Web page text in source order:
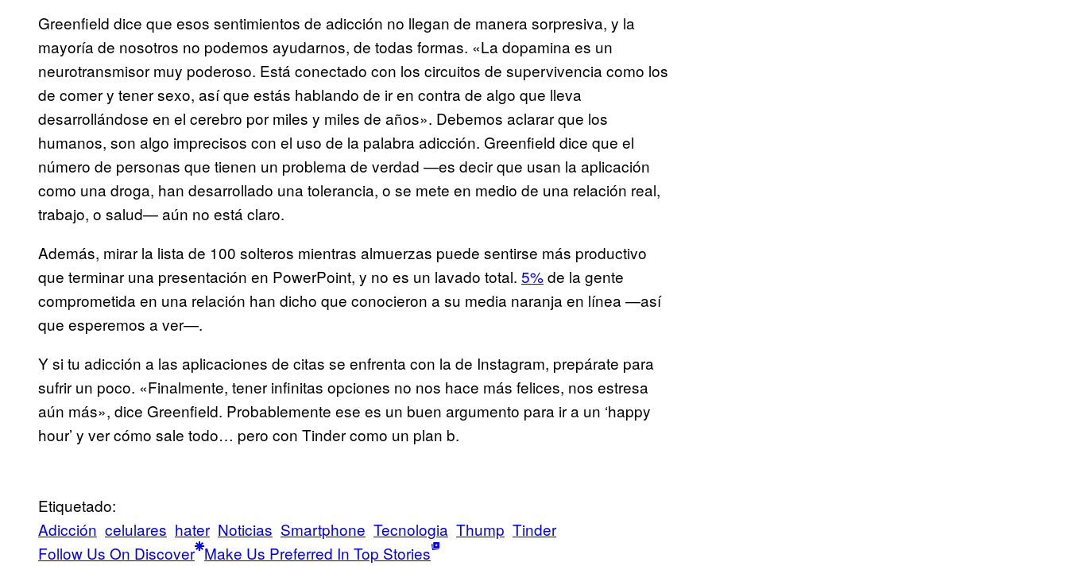
Greenfield dice que esos sentimientos de adicción no llegan de manera sorpresiva, y la
mayoría de nosotros no podemos ayudarnos, de todas formas. «La dopamina es un
neurotransmisor muy poderoso. Está conectado con los circuitos de supervivencia como los
de comer y tener sexo, así que estás hablando de ir en contra de algo que lleva
desarrollándose en el cerebro por miles y miles de años». Debemos aclarar que los
humanos, son algo imprecisos con el uso de la palabra adicción. Greenfield dice que el
número de personas que tienen un problema de verdad —es decir que usan la aplicación
como una droga, han desarrollado una tolerancia, o se mete en medio de una relación real,
trabajo, o salud— aún no está claro.
Además, mirar la lista de 100 solteros mientras almuerzas puede sentirse más productivo
que terminar una presentación en PowerPoint, y no es un lavado total. 5%de la gente
comprometida en una relación han dicho que conocieron a su media naranja en línea —así
que esperemos a ver—.
Y si tu adicción a las aplicaciones de citas se enfrenta con la de Instagram, prepárate para
sufrir un poco. «Finalmente, tener infinitas opciones no nos hace más felices, nos estresa
aún más», dice Greenfield. Probablemente ese es un buen argumento para ir a un ‘happy
hour’ y ver cómo sale todo… pero con Tinder como un plan b.
Etiquetado:
Adicción celulares hater Noticias Smartphone Tecnologia Thump Tinder
Follow Us On Discover Make Us Preferred In Top Stories